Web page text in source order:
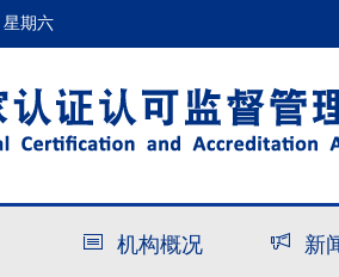
星期六
机构概况 新